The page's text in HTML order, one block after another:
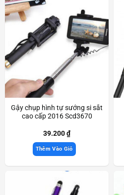
Gậy chụp hình tự sướng si sắt
cao cấp 2016 Scd3670
39.200₫
Thêm Vào Giỏ